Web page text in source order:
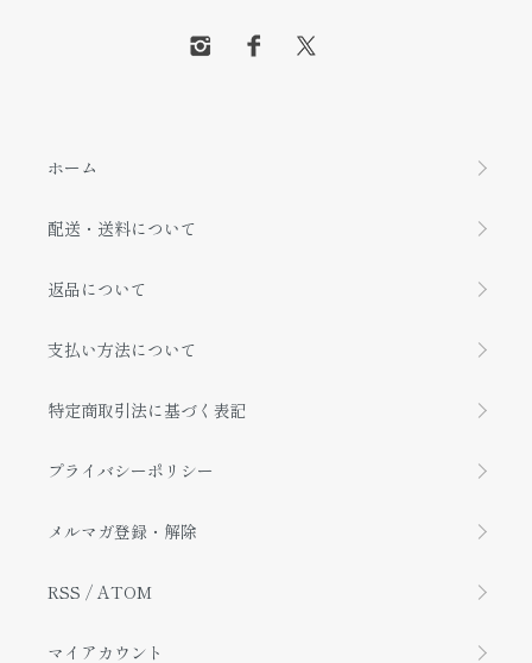
ホーム
配送・送料について
返品について
支払い方法について
特定商取引法に基づく表記
プライバシーポリシー
メルマガ登録・解除
RSS / ATOM
マイアカウント